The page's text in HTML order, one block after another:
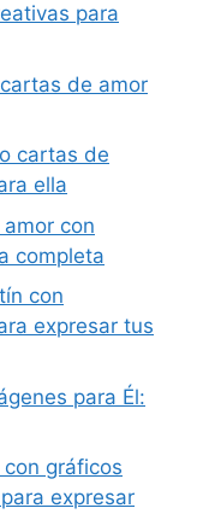
para
de amor
cartas de
ella
con
completa
con
expresar tus
para Él:
gráficos
expresar